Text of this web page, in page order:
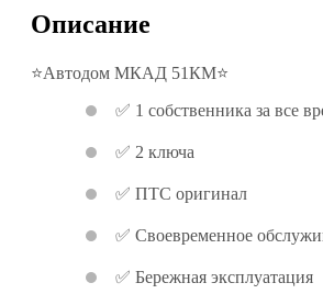
Описание
⭐Автодом МКАД 51КМ⭐
✅ 1 собственника за все
✅ 2 ключа
✅ ПТС оригинал
✅ Своевременное
✅ Бережная эксплуатация